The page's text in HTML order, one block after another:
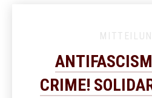
CRIME!